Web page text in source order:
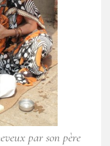
par son père